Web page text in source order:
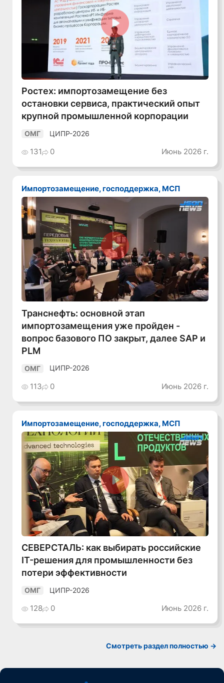
Смотреть видео
Ростех: импортозамещение без
остановки сервиса, практический опыт
крупной промышленной корпорации
ОМГ ЦИПР-2026
131 0 Июнь 2026 г.
Импортозамещение, господдержка, МСП
Смотреть видео
Транснефть: основной этап
импортозамещения уже пройден -
вопрос базового ПО закрыт, далее SAP и
PLM
ОМГ ЦИПР-2026
113 0 Июнь 2026 г.
Импортозамещение, господдержка, МСП
Смотреть видео
СЕВЕРСТАЛЬ: как выбирать российские
IT-решения для промышленности без
потери эффективности
ОМГ ЦИПР-2026
128 0 Июнь 2026 г.
Смотреть раздел полностью ->